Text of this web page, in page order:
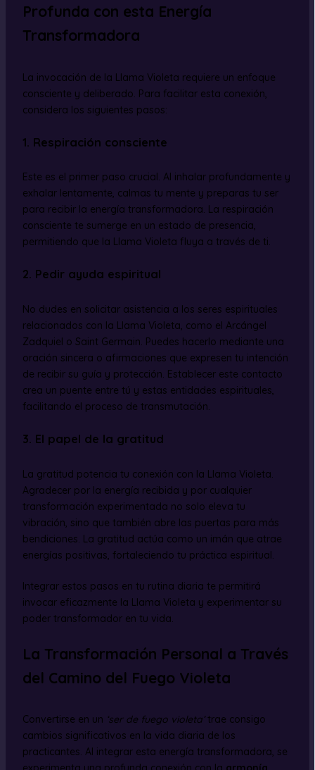
Profunda con esta Energía
Transformadora
La invocación de la Llama Violeta requiere un enfoque
consciente y deliberado. Para facilitar esta conexión,
considera los siguientes pasos:
1. Respiración consciente
Este es el primer paso crucial. Al inhalar profundamente y
exhalar lentamente, calmas tu mente y preparas tu ser
para recibir la energía transformadora. La respiración
consciente te sumerge en un estado de presencia,
permitiendo que la Llama Violeta fluya a través de ti.
2. Pedir ayuda espiritual
No dudes en solicitar asistencia a los seres espirituales
relacionados con la Llama Violeta, como el Arcángel
Zadquiel o Saint Germain. Puedes hacerlo mediante una
oración sincera o afirmaciones que expresen tu intención
de recibir su guía y protección. Establecer este contacto
crea un puente entre tú y estas entidades espirituales,
facilitando el proceso de transmutación.
3. El papel de la gratitud
La gratitud potencia tu conexión con la Llama Violeta.
Agradecer por la energía recibida y por cualquier
transformación experimentada no solo eleva tu
vibración, sino que también abre las puertas para más
bendiciones. La gratitud actúa como un imán que atrae
energías positivas, fortaleciendo tu práctica espiritual.
Integrar estos pasos en tu rutina diaria te permitirá
invocar eficazmente la Llama Violeta y experimentar su
poder transformador en tu vida.
La Transformación Personal a Través
del Camino del Fuego Violeta
Convertirse en un ‘ser de fuego violeta’trae consigo
cambios significativos en la vida diaria de los
practicantes. Al integrar esta energía transformadora, se